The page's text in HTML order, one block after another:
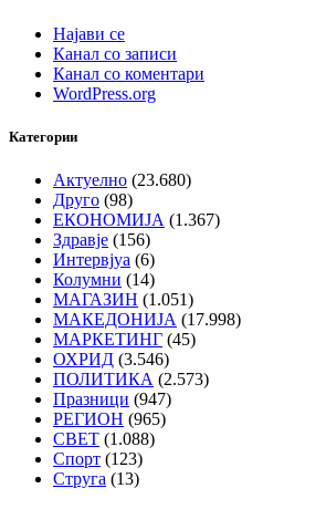
Најави се
Канал со записи
Канал со коментари
WordPress.org
Категории
Актуелно (23.680)
Друго (98)
ЕКОНОМИЈА (1.367)
Здравје (156)
Интервјуа (6)
Колумни (14)
МАГАЗИН (1.051)
МАКЕДОНИЈА (17.998)
МАРКЕТИНГ (45)
ОХРИД (3.546)
ПОЛИТИКА (2.573)
Празници (947)
РЕГИОН (965)
СВЕТ (1.088)
Спорт (123)
Струга (13)